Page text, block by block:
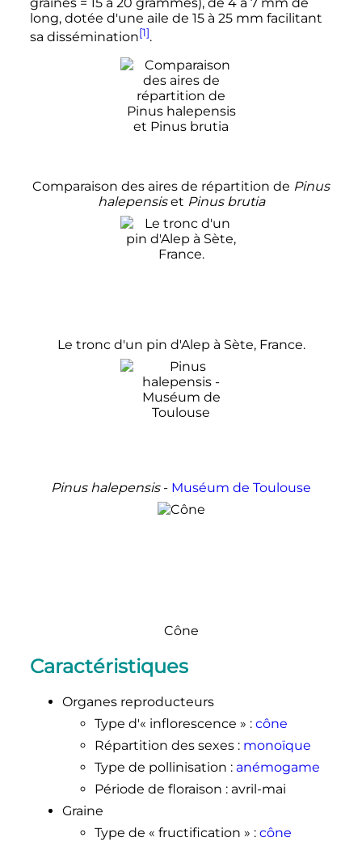
long, dotée d'une aile de 15 à 25 mm facilitant
sa dissémination[1].
Comparaison des aires de répartition de Pinus
halepensiset Pinus brutia
Le tronc d'un pin d'Alep à Sète, France.
Pinus halepensis- Muséum de Toulouse
Cône
Caractéristiques
Organes reproducteurs
Type d'« inflorescence » : cône
Répartition des sexes : monoïque
Type de pollinisation : anémogame
Période de floraison : avril-mai
Graine
Type de « fructification » : cône